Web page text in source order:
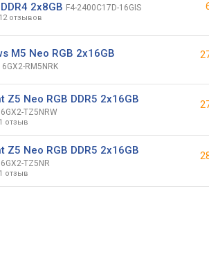
2x8GB F4-2400C17D-16GIS
12 отзывов
M5 Neo RGB 2x16GB
RM5NRK
Z5 Neo RGB DDR5 2x16GB
TZ5NRW
1 отзыв
Z5 Neo RGB DDR5 2x16GB
TZ5NR
1 отзыв